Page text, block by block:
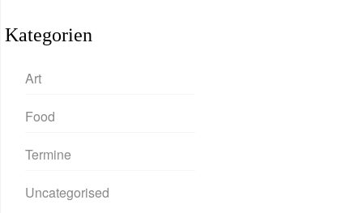
Kategorien
Art
Food
Termine
Uncategorised